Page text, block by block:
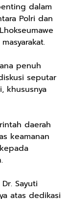
dalam
Polri dan
penuh
seputar
khususnya
daerah
keamanan
Sayuti
atas dedikasi